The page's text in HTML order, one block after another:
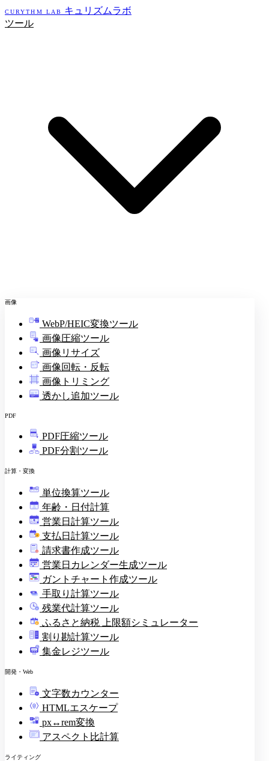
CURYTHM LAB
キュリズムラボ
ツール
画像
WebP/HEIC変換ツール
画像圧縮ツール
画像リサイズ
画像回転・反転
画像トリミング
透かし追加ツール
PDF
PDF圧縮ツール
PDF分割ツール
計算・変換
単位換算ツール
年齢・日付計算
営業日計算ツール
¥ 支払日計算ツール
印
請求書作成ツール
営業日カレンダー生成ツール
ガントチャート作成ツール
手取り計算ツール
残業代計算ツール
ふるさと納税 上限額シミュレーター
割り勘計算ツール
集金レジツール
開発・Web
文字数カウンター
HTMLエスケープ
px↔rem変換
アスペクト比計算
ライティング